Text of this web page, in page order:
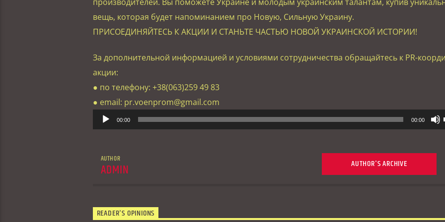
вещь, которая будет напоминанием про Новую, Сильную Украину.
ПРИСОЕДИНЯЙТЕСЬ К АКЦИИ И СТАНЬТЕ ЧАСТЬЮ НОВОЙ УКРАИНСКОЙ ИСТОРИИ!
За дополнительной информацией и условиями сотрудничества обращайтесь к PR-
акции:
● по телефону: +38(063)259 49 83
● email: pr.voenprom@gmail.com
Аудіопрогравач
00:00 00:00
AUTHOR
ADMIN AUTHOR'S ARCHIVE
READER'S OPINIONS